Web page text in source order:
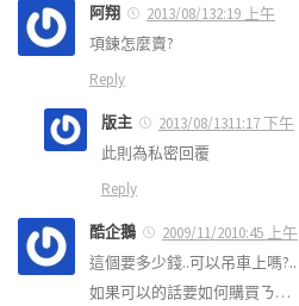
阿翔
2013/08/132:19 上午
項鍊怎麼賣?
Reply
版主
2013/08/1311:17 下午
此則為私密回覆
Reply
酷企鵝
2009/11/2010:45 上午
這個要多少錢..可以吊車上嗎?..
如果可以的話要如何購買ㄋ…